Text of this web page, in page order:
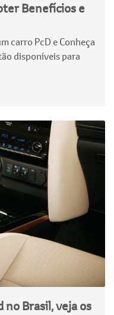
Benefícios e
carro PcD e Conheça
disponíveis para
no Brasil, veja os